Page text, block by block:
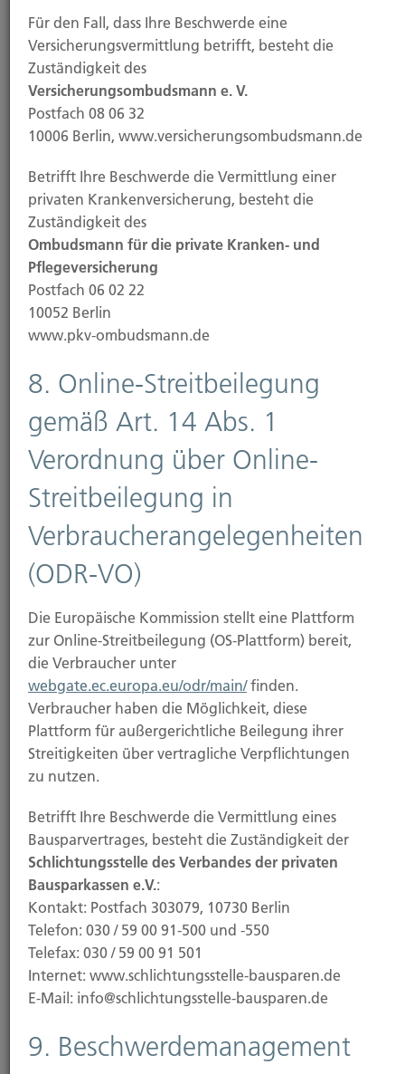
10% an
Versicherungsunternehmen
oder von
Versicherungsunternehmen
am Kapital des
Versicherungsvermittlers über
10%
Unser Unternehmen hält keine direkte oder
indirekte Beteiligung von über 10 % an den
Stimmrechten oder am Kapital eines
Versicherungsunternehmen oder
Mutterunternehmen eines
Versicherungsunternehmens hält keine direkte oder
indirekte Beteiligung von über 10% an den
Stimmrechten oder am Kapital unseres
Unternehmens.
7.
Nachhaltigkeitsbezogene
Offenlegung zum Vertrieb
von
Wir verfolgen eine eigenständige
Nachhaltigkeitsstrategie. Im Rahmen der Auswahl
von Versicherungsgesellschaften und
Versicherungsprodukten berücksichtigen wir die
von den Versicherern zur Verfügung gestellten
Informationen. Im Rahmen der im Kundeninteresse
erfolgenden individuellen Beratung stellen wir
gesondert dar, wenn die Berücksichtigung der
Nachhaltigkeitsrisiken bei der
Investmententscheidung einen für uns erkennbaren
Vor- bzw. Nachteil für den individuellen Kunden
bedeuten. Über die jeweilige Berücksichtigung von
Investitionsentscheidungen des jeweiligen
Versicherers informiert dieser mit dessen
Für den Fall, dass Ihre Beschwerde eine
Versicherungsvermittlung betrifft, besteht die
Zuständigkeit des
Versicherungsombudsmann e. V.
Postfach 08 06 32
10006 Berlin, www.versicherungsombudsmann.de
Betrifft Ihre Beschwerde die Vermittlung einer
privaten Krankenversicherung, besteht die
Zuständigkeit des
Ombudsmann für die private Kranken- und
Pflegeversicherung
Postfach 06 02 22
10052 Berlin
www.pkv-ombudsmann.de
8. Online-Streitbeilegung
gemäß Art. 14 Abs. 1
Verordnung über Online-
Streitbeilegung in
Verbraucherangelegenheiten
(ODR-VO)
Die Europäische Kommission stellt eine Plattform
zur Online-Streitbeilegung (OS-Plattform) bereit,
die Verbraucher unter
webgate.ec.europa.eu/odr/main/finden.
Verbraucher haben die Möglichkeit, diese
Plattform für außergerichtliche Beilegung ihrer
Streitigkeiten über vertragliche Verpflichtungen
zu nutzen.
Betrifft Ihre Beschwerde die Vermittlung eines
Bausparvertrages, besteht die Zuständigkeit der
Schlichtungsstelle des Verbandes der privaten
Bausparkassen e.V.:
Kontakt: Postfach 303079, 10730 Berlin
Telefon: 030 / 59 00 91-500 und -550
Telefax: 030 / 59 00 91 501
Internet: www.schlichtungsstelle-bausparen.de
E-Mail: info@schlichtungsstelle-bausparen.de
9. Beschwerdemanagement